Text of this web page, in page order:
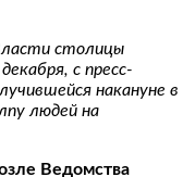
столицы
с пресс-
накануне в
людей на
Ведомства